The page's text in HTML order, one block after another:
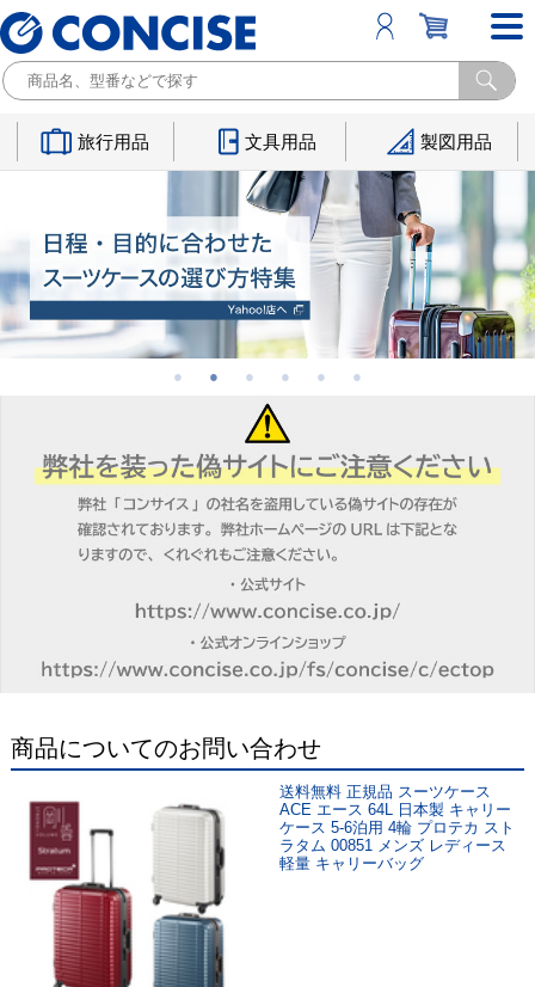
旅行用品 文具用品 製図用品
商品についてのお問い合わせ
送料無料 正規品 スーツケース
ACE エース 64L 日本製 キャリー
ケース 5-6泊用 4輪 プロテカ スト
ラタム 00851 メンズ レディース
軽量 キャリーバッグ